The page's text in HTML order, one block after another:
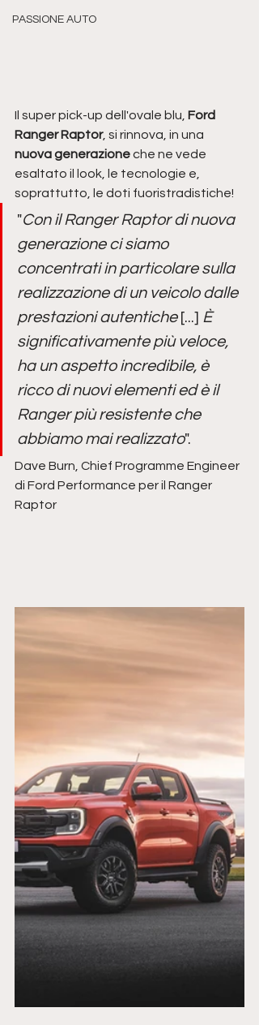
PASSIONE AUTO
Il super pick-up dell'ovale blu, Ford
Ranger Raptor, si rinnova, in una
nuova generazione che ne vede
esaltato il look, le tecnologie e,
soprattutto, le doti fuoristradistiche!
"Con il Ranger Raptor di nuova
generazione ci siamo
concentrati in particolare sulla
realizzazione di un veicolo dalle
prestazioni autentiche [...] È
significativamente più veloce,
ha un aspetto incredibile, è
ricco di nuovi elementi ed è il
Ranger più resistente che
abbiamo mai realizzato".
Dave Burn, Chief Programme Engineer
di Ford Performance per il Ranger
Raptor